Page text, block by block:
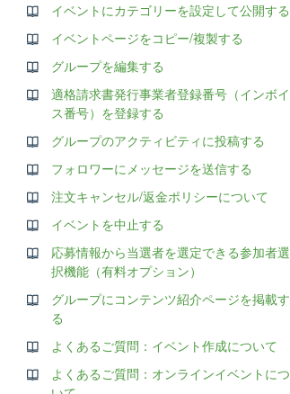
イベントにカテゴリーを設定して公開する
イベントページをコピー/複製する
グループを編集する
適格請求書発行事業者登録番号（インボイ
ス番号）を登録する
グループのアクティビティに投稿する
フォロワーにメッセージを送信する
注文キャンセル/返金ポリシーについて
イベントを中止する
応募情報から当選者を選定できる参加者選
択機能（有料オプション）
グループにコンテンツ紹介ページを掲載す
る
よくあるご質問：イベント作成について
よくあるご質問：オンラインイベントにつ